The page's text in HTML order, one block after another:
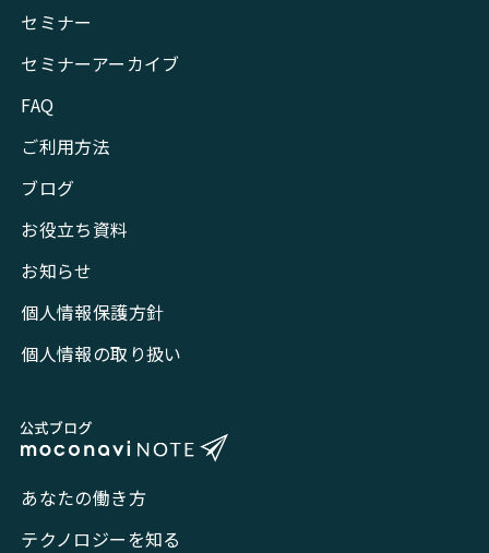
セミナー
セミナーアーカイブ
FAQ
ご利用方法
ブログ
お役立ち資料
お知らせ
個人情報保護方針
個人情報の取り扱い
あなたの働き方
テクノロジーを知る